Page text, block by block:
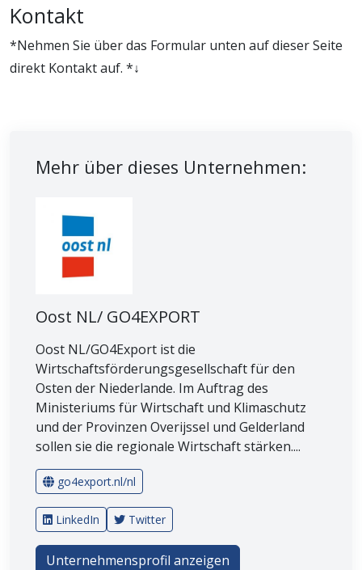
Kontakt
*Nehmen Sie über das Formular unten auf dieser Seite
direkt Kontakt auf. *↓
Mehr über dieses Unternehmen:
Oost NL/ GO4EXPORT
Oost NL/GO4Export ist die
Wirtschaftsförderungsgesellschaft für den
Osten der Niederlande. Im Auftrag des
Ministeriums für Wirtschaft und Klimaschutz
und der Provinzen Overijssel und Gelderland
sollen sie die regionale Wirtschaft stärken....
go4export.nl/nl
LinkedIn Twitter
Unternehmensprofil anzeigen